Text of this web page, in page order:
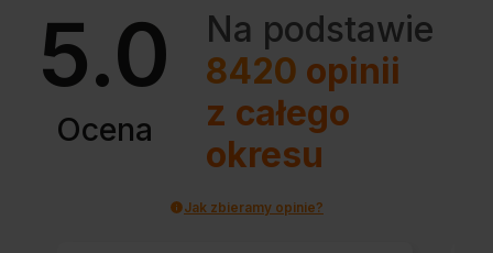
5.0
Ocena
Na podstawie
8420 opinii
z całego
okresu
Jak zbieramy opinie?